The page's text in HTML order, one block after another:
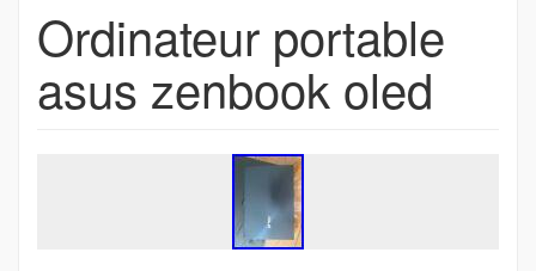
Ordinateur portable
asus zenbook oled